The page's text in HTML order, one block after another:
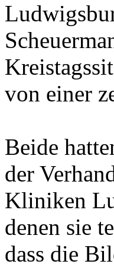
von einer
Beide
der
Kliniken
denen sie
dass die